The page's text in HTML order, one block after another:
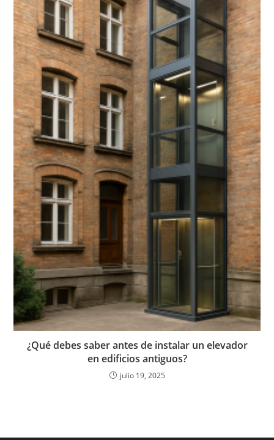
¿Qué debes saber antes de instalar un elevador
en edificios antiguos?
julio 19, 2025